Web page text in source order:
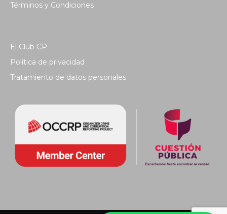
Términos y Condiciones
El Club CP
Política de privacidad
Tratamiento de datos personales